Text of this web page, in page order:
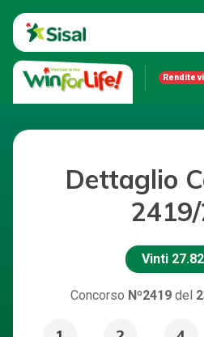
Rendite
Dettaglio
Vinti
Concorso Nº2419 del